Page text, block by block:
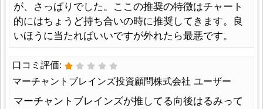
が、さっぱりでした。ここの推奨の特徴はチャート
的にはちょうど持ち合いの時に推奨してきます。良
いほうに当たればいいですが外れたら最悪です。
口コミ評価:
マーチャントブレインズ投資顧問株式会社 ユーザー
マーチャントブレインズが推してる向後はるみって